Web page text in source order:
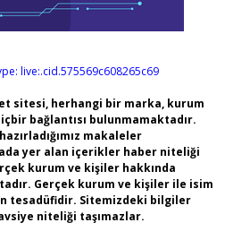
live:.cid.575569c608265c69
sitesi, herhangi bir marka, kurum
bağlantısı bulunmamaktadır.
makaleler
yer alan içerikler haber niteliği
kurum ve kişiler hakkında
Gerçek kurum ve kişiler ile isim
tesadüfidir. Sitemizdeki bilgiler
niteliği taşımazlar.